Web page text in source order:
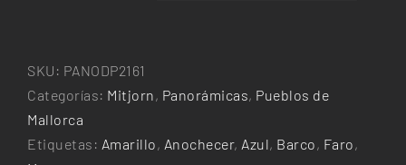
cantidad
SKU: PANODP2161
Categorías: Mitjorn , Panorámicas, Pueblos de
Mallorca
Etiquetas: Amarillo , Anochecer, Azul, Barco , Faro ,